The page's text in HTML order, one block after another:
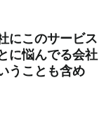
にこのサービス
に悩んでる会社
うことも含め